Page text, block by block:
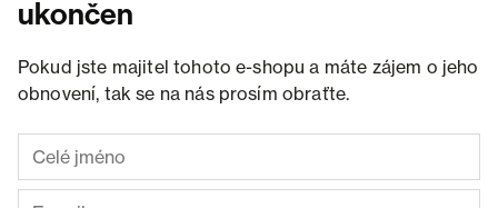
ukončen
Pokud jste majitel tohoto e-shopu a máte zájem o jeho
obnovení, tak se na nás prosím obraťte.